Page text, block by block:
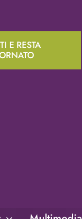
E RESTA